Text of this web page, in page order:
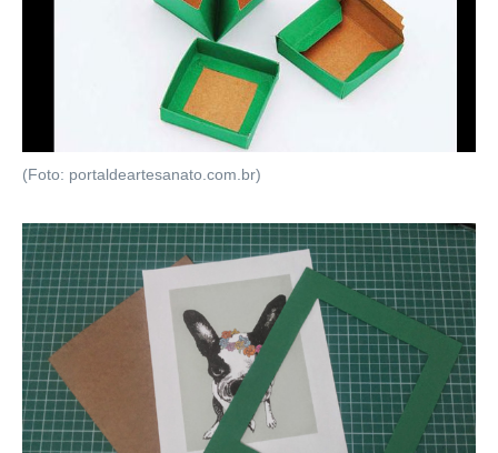
(Foto: portaldeartesanato.com.br)